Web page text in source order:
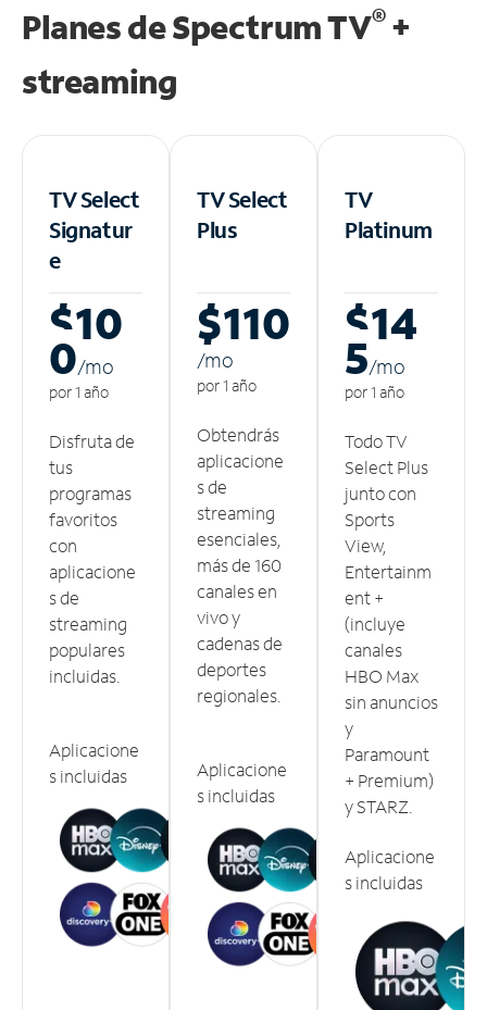
Planes de Spectrum TV®+
streaming
TV Select
Signatur
e
$10
0/mo
por 1 año
Disfruta de
tus
programas
favoritos
con
aplicacione
s de
streaming
populares
incluidas.
Aplicacione
s incluidas
TV Select
Plus
$110
/mo
por 1 año
Obtendrás
aplicacione
s de
streaming
esenciales,
más de 160
canales en
vivo y
cadenas de
deportes
regionales.
Aplicacione
s incluidas
TV
Platinum
$14
5/mo
por 1 año
Todo TV
Select Plus
junto con
Sports
View,
Entertainm
ent +
(incluye
canales
HBO Max
sin anuncios
y
Paramount
+ Premium)
y STARZ.
Aplicacione
s incluidas